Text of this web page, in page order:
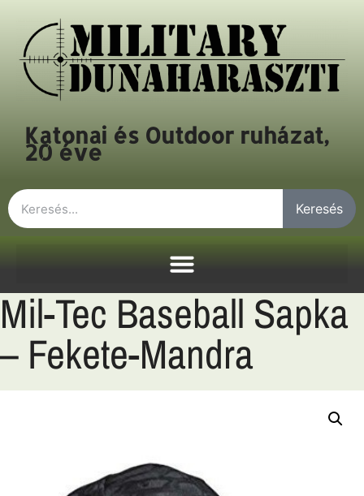
Katonai és Outdoor ruházat,
20 éve
Keresés
Mil-Tec Baseball Sapka
– Fekete-Mandra